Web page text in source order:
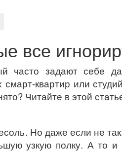
все
часто задают себе
квартир или
Читайте в этой
Но даже если не
узкую полку. А то и